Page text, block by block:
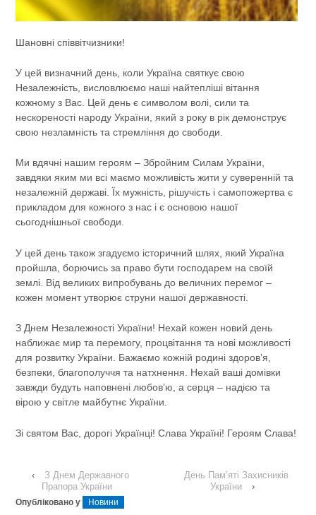
Шановні співвітчизники!
У цей визначний день, коли Україна святкує свою
Незалежність, висловлюємо наші найтепліші вітання
кожному з Вас. Цей день є символом волі, сили та
нескореності народу України, який з року в рік демонструє
свою незламність та стремління до свободи.
Ми вдячні нашим героям – Збройним Силам України,
завдяки яким ми всі маємо можливість жити у суверенній та
незалежній державі. Їх мужність, рішучість і самопожертва є
прикладом для кожного з нас і є основою нашої
сьогоднішньої свободи.
У цей день також згадуємо історичний шлях, який Україна
пройшла, борючись за право бути господарем на своїй
землі. Від великих випробувань до величних перемог –
кожен момент утворює струни нашої державності.
З Днем Незалежності України! Нехай кожен новий день
наближає мир та перемогу, процвітання та нові можливості
для розвитку України. Бажаємо кожній родині здоров’я,
безпеки, благополуччя та натхнення. Нехай ваші домівки
завжди будуть наповнені любов’ю, а серця – надією та
вірою у світле майбутнє України.
Зі святом Вас, дорогі Українці! Слава Україні! Героям Слава!
‹
З Днем Державного
Прапора України
День Пам’яті Захисників
України
›
Опубліковано у Новини